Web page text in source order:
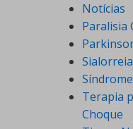
Notícias
Paralisia
Sialorreia
Terapia
Choque